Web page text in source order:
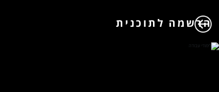
הרשמה לתוכנית